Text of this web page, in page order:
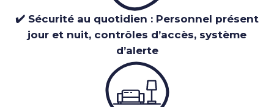
✔️ Sécurité au quotidien : Personnel présent
jour et nuit, contrôles d’accès, système
d’alerte